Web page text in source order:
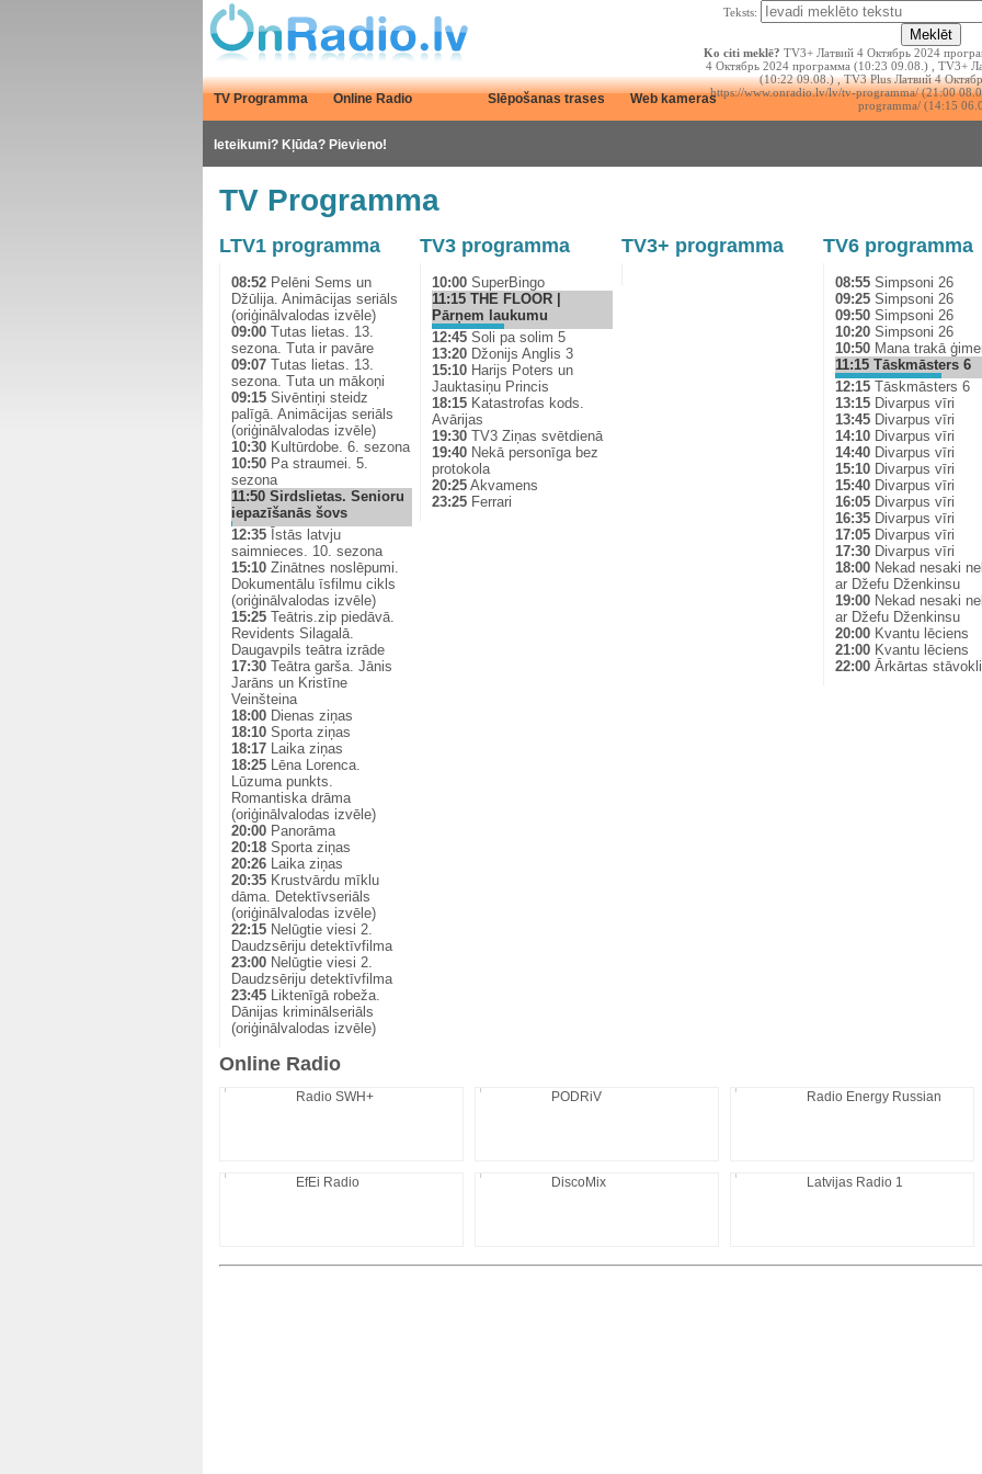
Teksts:
Ko citi meklē? TV3+ Латвий 4 Октябрь 2024
4 Октябрь 2024 программа (10:23 09.08.) , TV3+
(10:22 09.08.) , TV3 Plus Латвий 4
https://www.onradio.lv/lv/tv-programma/ (21:00
programma/ (14:15
TV Programma Online Radio Slēpošanas trases Web kameras
Ieteikumi? Kļūda? Pievieno!
TV Programma
LTV1 programma
08:52Pelēni Sems un
Džūlija. Animācijas seriāls
(oriģinālvalodas izvēle)
09:00Tutas lietas. 13.
sezona. Tuta ir pavāre
09:07Tutas lietas. 13.
sezona. Tuta un mākoņi
09:15Sivēntiņi steidz
palīgā. Animācijas seriāls
(oriģinālvalodas izvēle)
10:30Kultūrdobe. 6. sezona
10:50Pa straumei. 5.
sezona
11:50Sirdslietas. Senioru
iepazīšanās šovs
12:35Īstās latvju
saimnieces. 10. sezona
15:10Zinātnes noslēpumi.
Dokumentālu īsfilmu cikls
(oriģinālvalodas izvēle)
15:25Teātris.zip piedāvā.
Revidents Silagalā.
Daugavpils teātra izrāde
17:30Teātra garša. Jānis
Jarāns un Kristīne
Veinšteina
18:00Dienas ziņas
18:10Sporta ziņas
18:17Laika ziņas
18:25Lēna Lorenca.
Lūzuma punkts.
Romantiska drāma
(oriģinālvalodas izvēle)
20:00Panorāma
20:18Sporta ziņas
20:26Laika ziņas
20:35Krustvārdu mīklu
dāma. Detektīvseriāls
(oriģinālvalodas izvēle)
22:15Nelūgtie viesi 2.
Daudzsēriju detektīvfilma
23:00Nelūgtie viesi 2.
Daudzsēriju detektīvfilma
23:45Liktenīgā robeža.
Dānijas kriminālseriāls
(oriģinālvalodas izvēle)
TV3 programma
10:00 SuperBingo
11:15 THE FLOOR |
Pārņem laukumu
12:45 Soli pa solim 5
13:20 Džonijs Anglis 3
15:10 Harijs Poters un
Jauktasiņu Princis
18:15 Katastrofas kods.
Avārijas
19:30 TV3 Ziņas svētdienā
19:40 Nekā personīga bez
protokola
20:25 Akvamens
23:25 Ferrari
TV3+ programma TV6 programma
08:55Simpsoni 26
09:25Simpsoni 26
09:50Simpsoni 26
10:20Simpsoni 26
10:50Mana trakā
11:15Tāskmāsters 6
12:15Tāskmāsters 6
13:15Divarpus vīri
13:45Divarpus vīri
14:10Divarpus vīri
14:40Divarpus vīri
15:10Divarpus vīri
15:40Divarpus vīri
16:05Divarpus vīri
16:35Divarpus vīri
17:05Divarpus vīri
17:30Divarpus vīri
18:00Nekad nesaki
ar Džefu Dženkinsu
19:00Nekad nesaki
ar Džefu Dženkinsu
20:00Kvantu lēciens
21:00Kvantu lēciens
22:00Ārkārtas
Online Radio
Radio SWH+ PODRiV Radio Energy Russian
EfEi Radio DiscoMix Latvijas Radio 1